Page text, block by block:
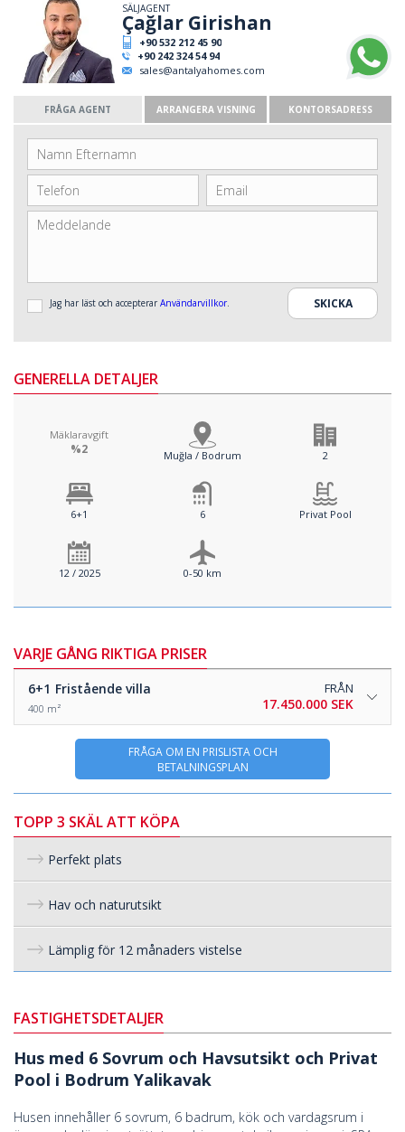
SÄLJAGENT
Çağlar Girishan
+90 532 212 45 90
+90 242 324 54 94
sales@antalyahomes.com
FRÅGA AGENT ARRANGERA VISNING KONTORSADRESS
Jag har läst och accepterar Användarvillkor.
GENERELLA DETALJER
Mäklaravgift
%2 Muğla / Bodrum 2
6+1 6 Privat Pool
12 / 2025 0-50 km
VARJE GÅNG RIKTIGA PRISER
6+1 Fristående villa
400 m²
FRÅN
17.450.000 SEK
FRÅGA OM EN PRISLISTA OCH
BETALNINGSPLAN
TOPP 3 SKÄL ATT KÖPA
Perfekt plats
Hav och naturutsikt
Lämplig för 12 månaders vistelse
FASTIGHETSDETALJER
Hus med 6 Sovrum och Havsutsikt och Privat
Pool i Bodrum Yalikavak
Husen innehåller 6 sovrum, 6 badrum, kök och vardagsrum i